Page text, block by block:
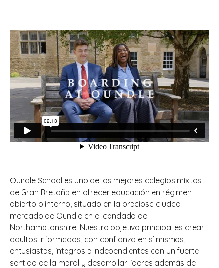
Oundle School es uno de los mejores colegios mixtos
de Gran Bretaña en ofrecer educación en régimen
abierto o interno, situado en la preciosa ciudad
mercado de Oundle en el condado de
Northamptonshire. Nuestro objetivo principal es crear
adultos informados, con confianza en sí mismos,
entusiastas, íntegros e independientes con un fuerte
sentido de la moral y desarrollar líderes además de